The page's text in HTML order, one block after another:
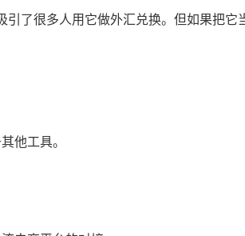
了很多人用它做外汇兑换。但如果把它
他工具。